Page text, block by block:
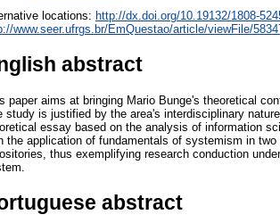
locations: http://dx.doi.org/10.19132/1808-
www.seer.ufrgs.br/EmQuestao/article/viewFile/
abstract
paper aims at bringing Mario Bunge's theoretical
study is justified by the area's interdisciplinary
essay based on the analysis of information
the application of fundamentals of systemism in
thus exemplifying research conduction
abstract